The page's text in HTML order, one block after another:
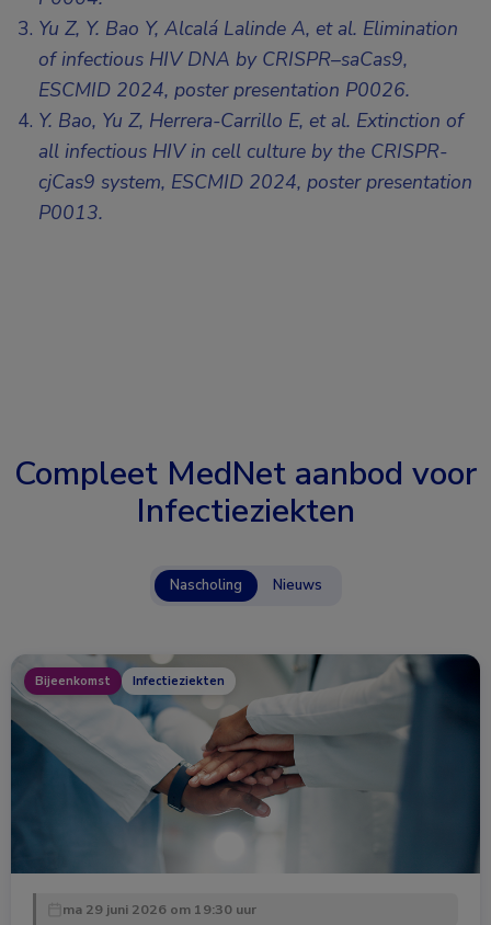
Yu Z, Y. Bao Y, Alcalá Lalinde A, et al. Elimination
of infectious HIV DNA by CRISPR–saCas9,
ESCMID 2024, poster presentation P0026.
Y. Bao, Yu Z, Herrera-Carrillo E, et al. Extinction of
all infectious HIV in cell culture by the CRISPR-
cjCas9 system, ESCMID 2024, poster presentation
P0013.
Compleet MedNet aanbod voor
Infectieziekten
Nascholing Nieuws
Bijeenkomst Infectieziekten
ma 29 juni 2026 om 19:30 uur